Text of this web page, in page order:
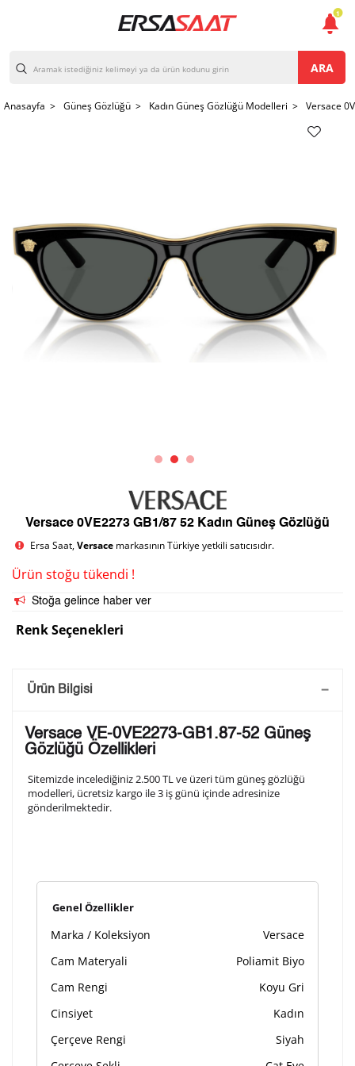
ARA
Anasayfa > Güneş Gözlüğü > Kadın Güneş Gözlüğü Modelleri > Versace
Versace 0VE2273 GB1/87 52 Kadın Güneş Gözlüğü
Ersa Saat,Versace markasının Türkiye yetkili satıcısıdır.
Ürün stoğu tükendi !
Stoğa gelince haber ver
Renk Seçenekleri
Saatini Kişiselleştir
arka kapağına gravür tekniği ile formda belirtmiş
olduğunuz şekilde işlenecektir.
1. Satır
3. Satır
Lütfen font seçiniz
Ön İzleme Vazgeç
Ürün Bilgisi
Versace VE-0VE2273-GB1.87-52 Güneş
Gözlüğü Özellikleri
Sitemizde incelediğiniz 2.500 TL ve üzeri tüm güneş gözlüğü
modelleri, ücretsiz kargo ile 3 iş günü içinde adresinize
gönderilmektedir.
Genel Özellikler
Marka / Koleksiyon
Versace
Cam Materyali
Poliamit Biyo
Cam Rengi
Koyu Gri
Cinsiyet
Kadın
Çerçeve Rengi
Siyah
1